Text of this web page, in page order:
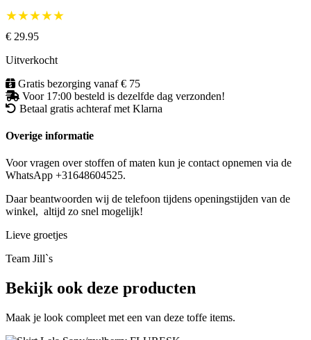
★★★★★
€ 29.95
Uitverkocht
Gratis bezorging vanaf € 75
Voor 17:00 besteld is dezelfde dag verzonden!
Betaal gratis achteraf met Klarna
Overige informatie
Voor vragen over stoffen of maten kun je contact opnemen via de
WhatsApp +31648604525.
Daar beantwoorden wij de telefoon tijdens openingstijden van de
winkel, altijd zo snel mogelijk!
Lieve groetjes
Team Jill`s
Bekijk ook deze producten
Maak je look compleet met een van deze toffe items.